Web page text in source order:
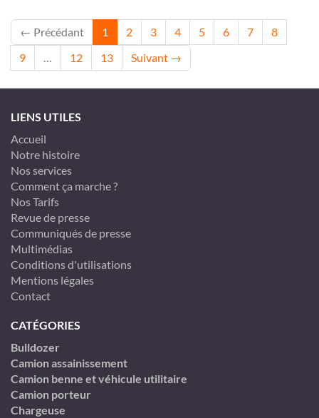
← Précédant 1 2 3 4 5 6 7
8
9
… 12 13 Suivant →
LIENS UTILES
Accueil
Notre histoire
Nos services
Comment ça marche ?
Nos Tarifs
Revue de presse
Communiqués de presse
Multimédias
Conditions d'utilisations
Mentions légales
Contact
CATÉGORIES
Bulldozer
Camion assainissement
Camion benne et véhicule utilitaire
Camion porteur
Chargeuse